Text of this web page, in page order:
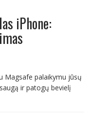
iPhone:
Magsafe palaikymu jūsų
ir patogų bevielį